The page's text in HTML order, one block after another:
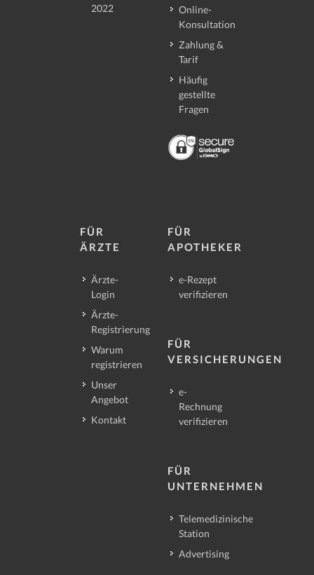
2022
Online-
Konsultation
Zahlung &
Tarif
Häufig
gestellte
Fragen
FÜR
ÄRZTE
Ärzte-
Login
Ärzte-
Registrierung
Warum
registrieren
Unser
Angebot
Kontakt
FÜR
APOTHEKER
e-Rezept
verifizieren
FÜR
VERSICHERUNGEN
e-
Rechnung
verifizieren
FÜR
UNTERNEHMEN
Telemedizinische
Station
Advertising